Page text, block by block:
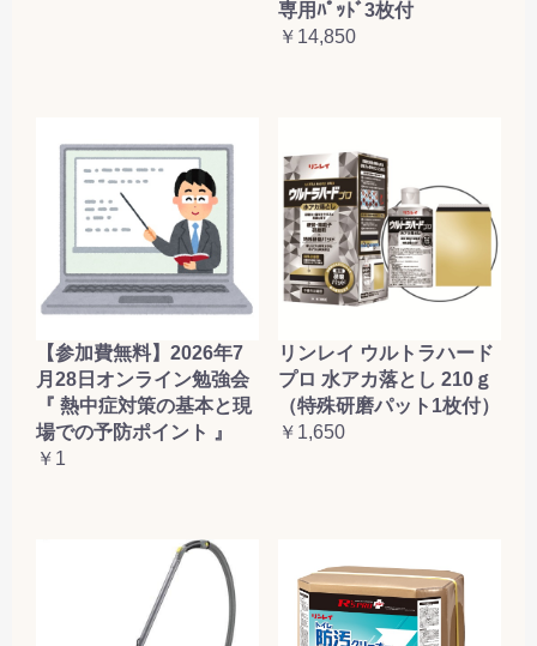
専用ﾊﾟｯﾄﾞ3枚付
￥14,850
【参加費無料】2026年7
月28日オンライン勉強会
『 熱中症対策の基本と現
場での予防ポイント 』
￥1
リンレイ ウルトラハード
プロ 水アカ落とし 210ｇ
（特殊研磨パット1枚付）
￥1,650